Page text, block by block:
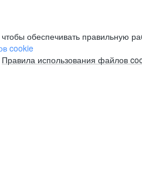
обеспечивать правильную
cookie
Правила использования файлов